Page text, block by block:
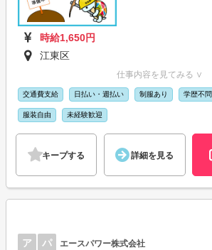
時給1,650円
江東区
仕事内容を見てみる ∨
交通費支給 日払い・週払い 制服あり 学歴不問
服装自由 未経験歓迎
キープする 詳細を見る
ア パ エースパワー株式会社